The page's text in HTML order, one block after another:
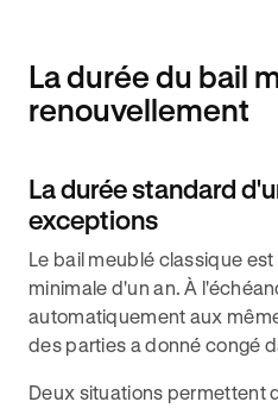
La durée du bail
renouvellement
La durée standard
exceptions
Le bail meublé classique
minimale d'un an. À
automatiquement aux
des parties a donné congé
Deux situations permettent